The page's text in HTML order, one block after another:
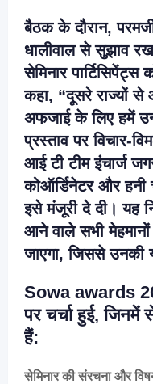
बैठक के दौरान,
धालीवाल से सुझाव
सेमिनार पार्टिसिपेंट्स
कहा, “दूसरे राज्यों से
अफजाई के लिए हमें
प्रस्ताव पर विचार-
आई टी टीम इंचार्ज
कोऑर्डिनेटर और हनी
इसे मंजूरी दे दी। यह
आने वाले सभी मेहमानों
जाएगा, जिससे उनकी
Sowa awards
पर चर्चा हुई,
हैं:
सेमिनार की संरचना और